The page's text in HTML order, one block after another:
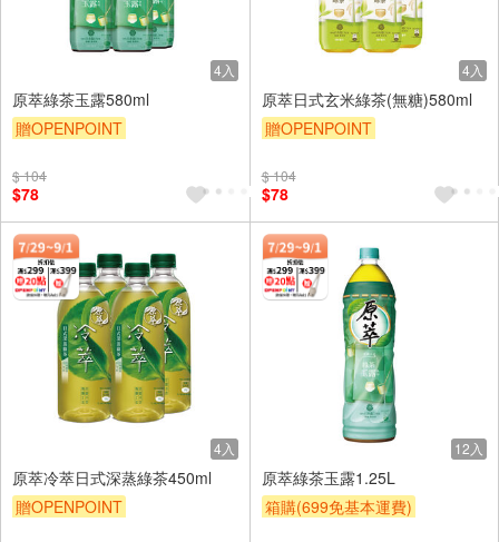
4入
原萃綠茶玉露580ml
贈OPENPOINT
滿額9折
$ 104
$78
4入
原萃日式玄米綠茶(無糖)580ml
贈OPENPOINT
滿額9折
$ 104
$78
4入
原萃冷萃日式深蒸綠茶450ml
贈OPENPOINT
12入
原萃綠茶玉露1.25L
箱購(699免基本運費)